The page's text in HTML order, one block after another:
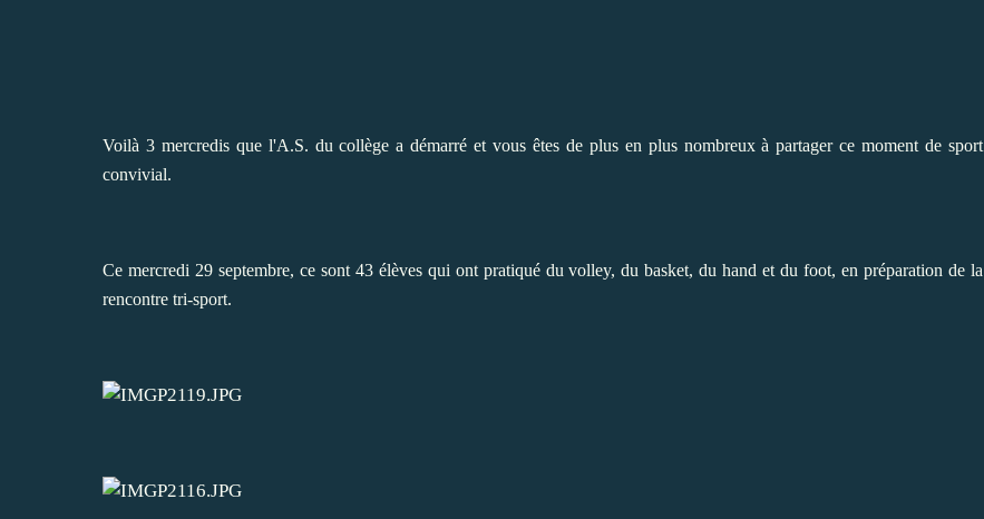
Voilà 3 mercredis que l'A.S. du collège a démarré et vous êtes de plus en plus nombreux à partager ce moment de sport
convivial.
Ce mercredi 29 septembre, ce sont 43 élèves qui ont pratiqué du volley, du basket, du hand et du foot, en préparation de la
rencontre tri-sport.